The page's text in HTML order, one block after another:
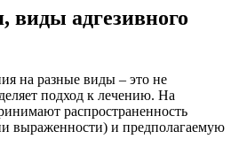
виды адгезивного
на разные виды – это не
подход к лечению. На
распространенность
выраженности) и предполагаемую